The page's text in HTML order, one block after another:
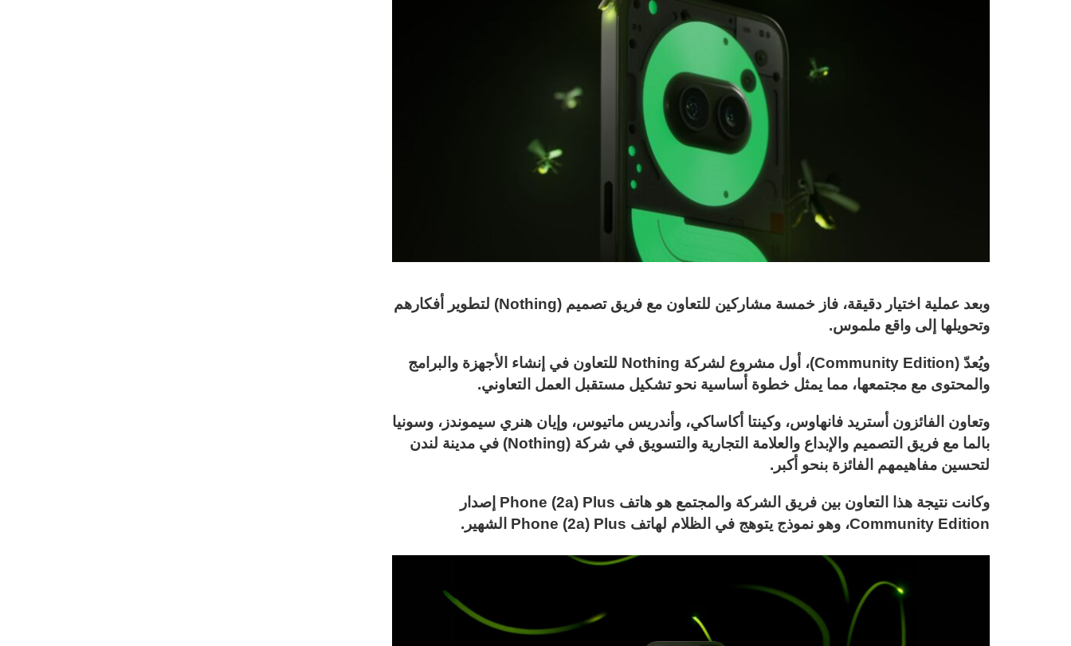
وبعد عملية اختيار دقيقة، فاز خمسة مشاركين للتعاون مع فريق تصميم (Nothing) لتطوير أفكارهم
وتحويلها إلى واقع ملموس.
ويُعدّ (Community Edition)، أول مشروع لشركة Nothing للتعاون في إنشاء الأجهزة والبرامج
والمحتوى مع مجتمعها، مما يمثل خطوة أساسية نحو تشكيل مستقبل العمل التعاوني.
وتعاون الفائزون أستريد فانهاوس، وكينتا أكاساكي، وأندريس ماتيوس، وإيان هنري سيموندز، وسونيا
بالما مع فريق التصميم والإبداع والعلامة التجارية والتسويق في شركة (Nothing) في مدينة لندن
لتحسين مفاهيمهم الفائزة بنحو أكبر.
وكانت نتيجة هذا التعاون بين فريق الشركة والمجتمع هو هاتف Phone (2a) Plus إصدار
Community Edition، وهو نموذج يتوهج في الظلام لهاتف Phone (2a) Plus الشهير.